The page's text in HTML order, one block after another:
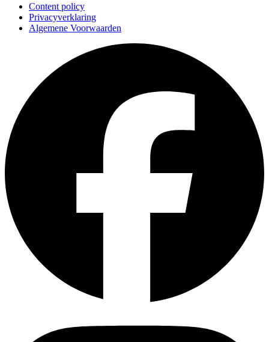
Content policy
Privacyverklaring
Algemene Voorwaarden